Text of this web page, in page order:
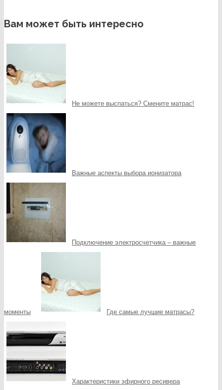
Вам может быть интересно
Не можете выспаться? Смените матрас!
Важные аспекты выбора ионизатора
Подключение электросчетчика – важные
моменты Где самые лучшие матрасы?
Характеристики эфирного ресивера